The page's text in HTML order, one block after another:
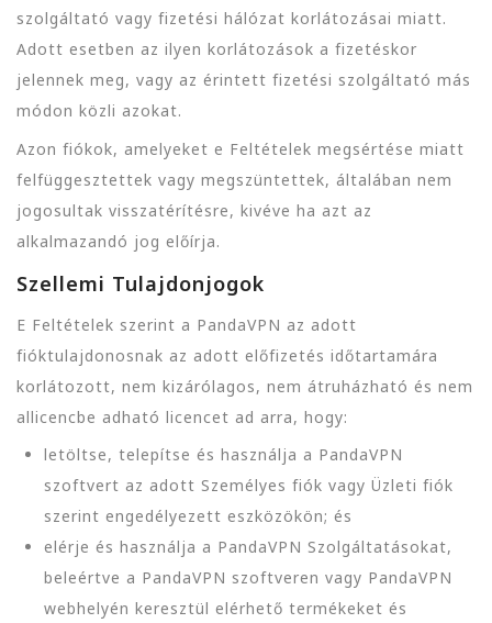
szolgáltató vagy fizetési hálózat korlátozásai miatt.
Adott esetben az ilyen korlátozások a fizetéskor
jelennek meg, vagy az érintett fizetési szolgáltató más
módon közli azokat.
Azon fiókok, amelyeket e Feltételek megsértése miatt
felfüggesztettek vagy megszüntettek, általában nem
jogosultak visszatérítésre, kivéve ha azt az
alkalmazandó jog előírja.
Szellemi Tulajdonjogok
E Feltételek szerint a PandaVPN az adott
fióktulajdonosnak az adott előfizetés időtartamára
korlátozott, nem kizárólagos, nem átruházható és nem
allicencbe adható licencet ad arra, hogy:
letöltse, telepítse és használja a PandaVPN
szoftvert az adott Személyes fiók vagy Üzleti fiók
szerint engedélyezett eszközökön; és
elérje és használja a PandaVPN Szolgáltatásokat,
beleértve a PandaVPN szoftveren vagy PandaVPN
webhelyén keresztül elérhető termékeket és